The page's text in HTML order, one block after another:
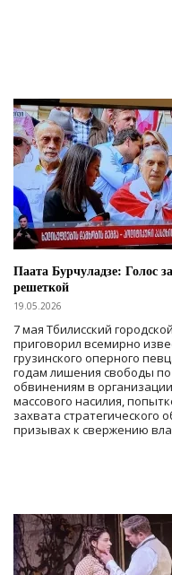
Паата Бурчуладзе: Голос за
решеткой
19.05.2026
7 мая Тбилисский
приговорил всемирно
грузинского оперного
годам лишения свободы по
обвинениям в организации
массового насилия,
захвата стратегического
призывах к свержению